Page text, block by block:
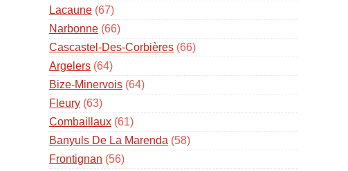
Lacaune (67)
Narbonne (66)
Cascastel-Des-Corbières (66)
Argelers (64)
Bize-Minervois (64)
Fleury (63)
Combaillaux (61)
Banyuls De La Marenda (58)
Frontignan (56)